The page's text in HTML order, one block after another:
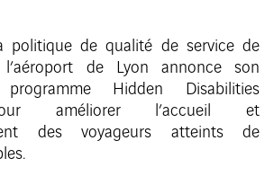
politique de qualité de service de
l’aéroport de Lyon annonce son
Hidden Disabilities
améliorer l’accueil et
des voyageurs atteints de